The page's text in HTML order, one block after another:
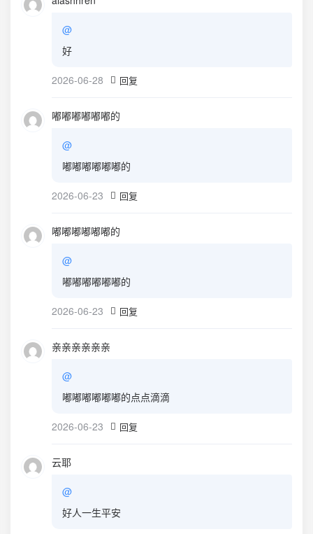
@
好
2026-06-28 回复
嘟嘟嘟嘟嘟嘟的
@
嘟嘟嘟嘟嘟嘟的
2026-06-23 回复
嘟嘟嘟嘟嘟嘟的
@
嘟嘟嘟嘟嘟嘟的
2026-06-23 回复
亲亲亲亲亲亲
@
嘟嘟嘟嘟嘟嘟的点点滴滴
2026-06-23 回复
云耶
@
好人一生平安